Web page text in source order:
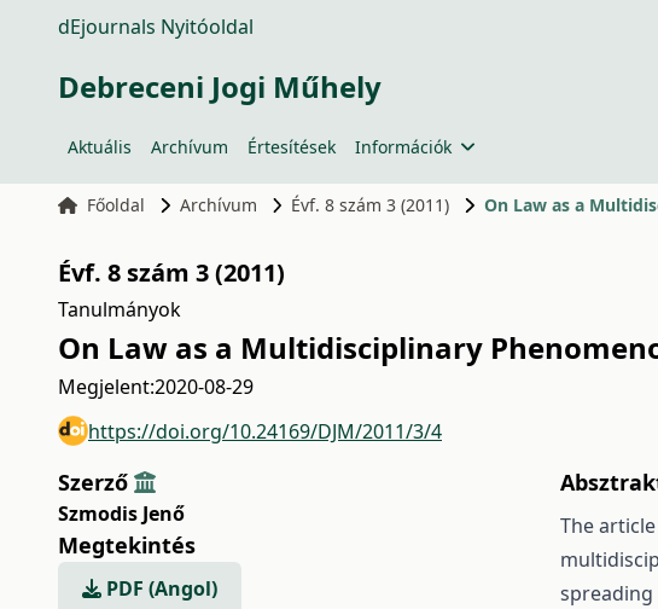
dEjournals Nyitóoldal
Debreceni Jogi Műhely
Aktuális Archívum Értesítések Információk
Főoldal Archívum Évf. 8 szám 3 (2011) On Law as a
Évf. 8 szám 3 (2011)
Tanulmányok
On Law as a Multidisciplinary
Megjelent:2020-08-29
https://doi.org/10.24169/DJM/2011/3/4
Szerző
Szmodis Jenő
Megtekintés
PDF (Angol)
The